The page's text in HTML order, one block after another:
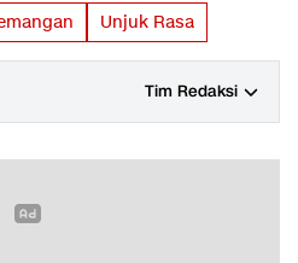
Unjuk Rasa
Tim Redaksi